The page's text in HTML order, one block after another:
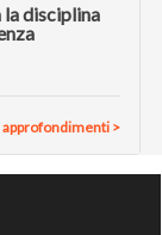
disciplina
approfondimenti >